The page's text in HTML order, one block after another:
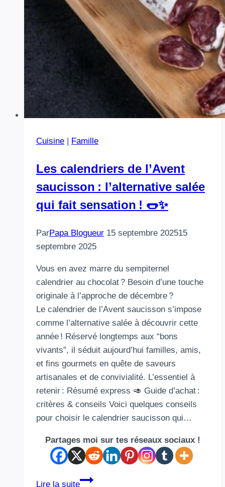
Cuisine Famille
Les calendriers de l’Avent
saucisson : l’alternative salée
qui fait sensation ! 🌭✨
ParPapa Blogueur 15 septembre 202515
septembre 2025
Vous en avez marre du sempiternel
calendrier au chocolat ? Besoin d’une touche
originale à l’approche de décembre ?
Le calendrier de l’Avent saucisson s’impose
comme l’alternative salée à découvrir cette
année ! Réservé longtemps aux “bons
vivants”, il séduit aujourd’hui familles, amis,
et fins gourmets en quête de saveurs
artisanales et de convivialité. L’essentiel à
retenir : Résumé express 🥑 Guide d’achat :
critères & conseils Voici quelques conseils
pour choisir le calendrier saucisson qui…
Partages moi sur tes réseaux sociaux !
Lire la suite
Les